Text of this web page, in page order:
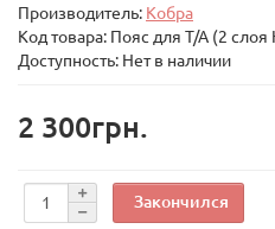
Производитель: Кобра
Код товара: Пояс для Т/А (2
Доступность: Нет в наличии
2 300грн.
Закончился